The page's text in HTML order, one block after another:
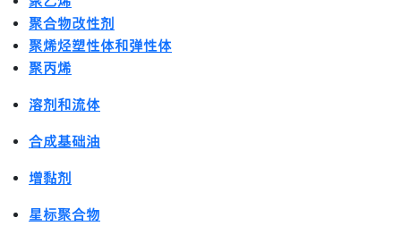
聚合物改性剂
聚烯烃塑性体和弹性体
聚丙烯
溶剂和流体
合成基础油
增黏剂
星标聚合物